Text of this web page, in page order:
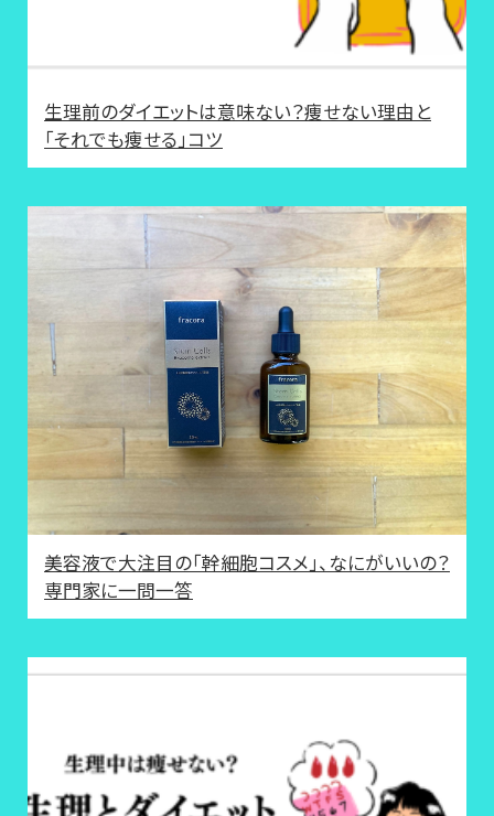
生理前のダイエットは意味ない？痩せない理由と
「それでも痩せる」コツ
美容液で大注目の「幹細胞コスメ」、なにがいいの？
専門家に一問一答